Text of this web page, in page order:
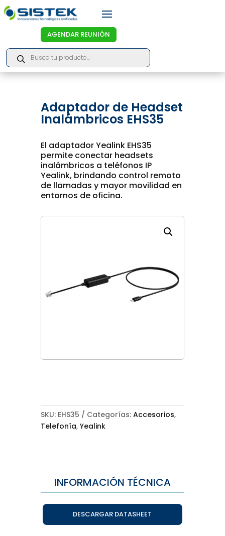
AGENDAR REUNIÓN
Products
search
Adaptador de Headset
Inalámbricos EHS35
El adaptador Yealink EHS35
permite conectar headsets
inalámbricos a teléfonos IP
Yealink, brindando control remoto
de llamadas y mayor movilidad en
entornos de oficina.
SKU: EHS35 Categorías: Accesorios,
Telefonía, Yealink
INFORMACIÓN TÉCNICA
DESCARGAR DATASHEET